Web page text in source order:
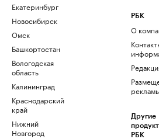
Екатеринбург
Новосибирск
Омск
Башкортостан
Вологодская
область
Калининград
Краснодарский
край
Нижний
Новгород
РБК
О
Другие
РБК